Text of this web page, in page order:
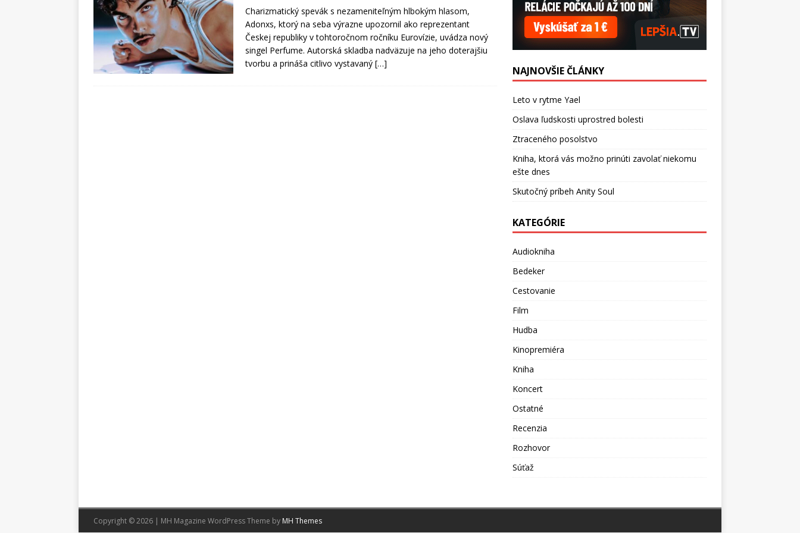
Charizmatický spevák s nezameniteľným hlbokým hlasom,
Adonxs, ktorý na seba výrazne upozornil ako reprezentant
Českej republiky v tohtoročnom ročníku Eurovízie, uvádza nový
singel Perfume. Autorská skladba nadväzuje na jeho doterajšiu
tvorbu a prináša citlivo vystavaný […]
NAJNOVŠIE ČLÁNKY
Leto v rytme Yael
Oslava ľudskosti uprostred bolesti
Ztraceného posolstvo
Kniha, ktorá vás možno prinúti zavolať niekomu
ešte dnes
Skutočný príbeh Anity Soul
KATEGÓRIE
Audiokniha
Bedeker
Cestovanie
Film
Hudba
Kinopremiéra
Kniha
Koncert
Ostatné
Recenzia
Rozhovor
Súťaž
Copyright © 2026 | MH Magazine WordPress Theme by MH Themes